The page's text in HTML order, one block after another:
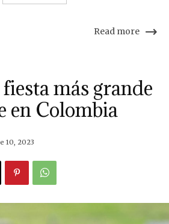
Read more
más grande
en Colombia
10, 2023